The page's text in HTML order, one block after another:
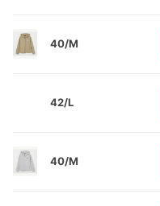
40/M
42/L
40/M